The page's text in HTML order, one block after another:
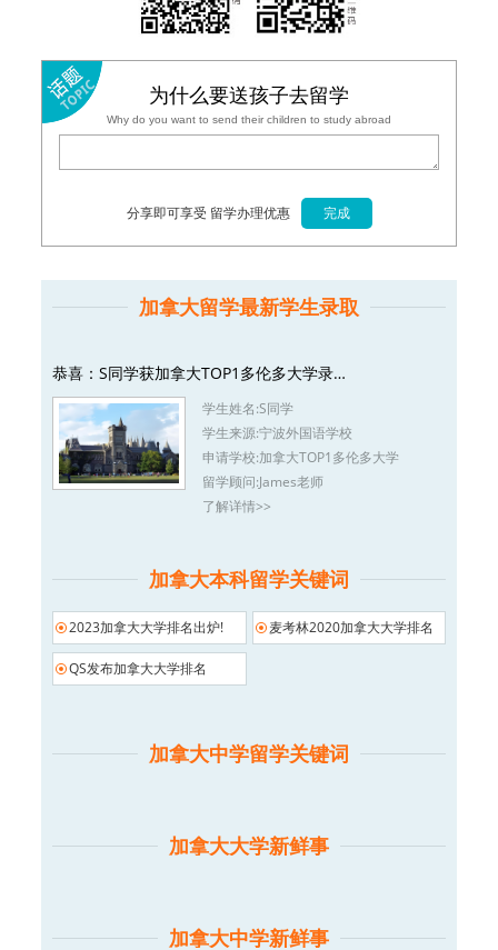
为什么要送孩子去留学
Why do you want to send their children to study abroad
分享即可享受 留学办理优惠
加拿大留学最新学生录取
恭喜：S同学获加拿大TOP1多伦多大学录…
学生姓名:S同学
学生来源:宁波外国语学校
申请学校:加拿大TOP1多伦多大学
留学顾问:James老师
了解详情>>
加拿大本科留学关键词
2023加拿大大学排名出炉! 麦考林2020加拿大大学排名
QS发布加拿大大学排名
加拿大中学留学关键词
加拿大大学新鲜事
加拿大中学新鲜事